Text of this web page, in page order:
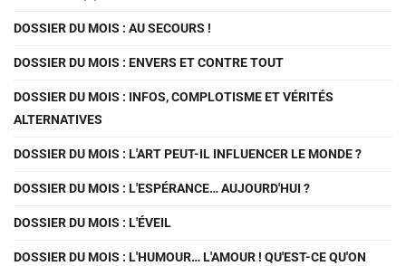
DOSSIER DU MOIS : AU SECOURS !
DOSSIER DU MOIS : ENVERS ET CONTRE TOUT
DOSSIER DU MOIS : INFOS, COMPLOTISME ET VÉRITÉS
ALTERNATIVES
DOSSIER DU MOIS : L'ART PEUT-IL INFLUENCER LE MONDE ?
DOSSIER DU MOIS : L'ESPÉRANCE… AUJOURD'HUI ?
DOSSIER DU MOIS : L'ÉVEIL
DOSSIER DU MOIS : L'HUMOUR… L'AMOUR ! QU'EST-CE QU'ON